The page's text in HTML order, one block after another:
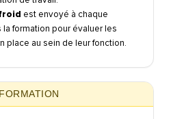
est envoyé à chaque
la formation pour évaluer les
place au sein de leur fonction.